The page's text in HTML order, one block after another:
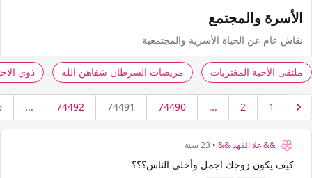
الأسرة والمجتمع
نقاش عام عن الحياة الأسرية والمجتمعية
ملتقى الأحبة المغتربات مريضات السرطان شفاهن الله ذوي
1
2
...
74490
74491
74492
...
&& غلا الفهد && • 23 سنة
كيف يكون زوجك اجمل وأحلى الناس؟؟؟